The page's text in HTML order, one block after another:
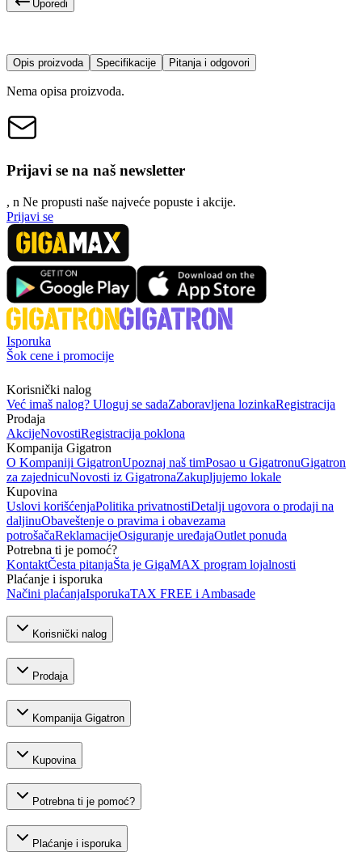
Uporedi
Opis proizvoda Specifikacije Pitanja i odgovori
Nema opisa proizvoda.
Prijavi se na naš newsletter
, n Ne propusti naše najveće popuste i akcije.
Prijavi se
Isporuka
Šok cene i promocije
Korisnički nalog
Već imaš nalog? Uloguj se sadaZaboravljena lozinkaRegistracija
Prodaja
AkcijeNovostiRegistracija poklona
Kompanija Gigatron
O Kompaniji GigatronUpoznaj naš timPosao u GigatronuGigatron
za zajednicuNovosti iz GigatronaZakupljujemo lokale
Kupovina
Uslovi korišćenjaPolitika privatnostiDetalji ugovora o prodaji na
daljinuObaveštenje o pravima i obavezama
potrošačaReklamacijeOsiguranje uređajaOutlet ponuda
Potrebna ti je pomoć?
KontaktČesta pitanjaŠta je GigaMAX program lojalnosti
Plaćanje i isporuka
Načini plaćanjaIsporukaTAX FREE i Ambasade
Korisnički nalog
Prodaja
Kompanija Gigatron
Kupovina
Potrebna ti je pomoć?
Plaćanje i isporuka